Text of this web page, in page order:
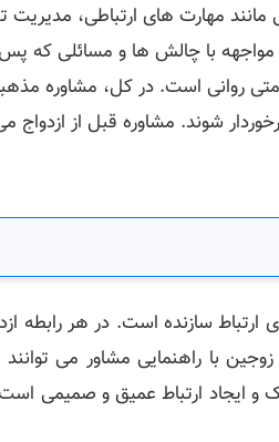
مهارت ‌های ارتباطی، مدیریت
مواجهه با چالش‌ ها و مسائلی که
روانی است. در کل، مشاوره
شوند. مشاوره قبل از
سازنده است. در هر رابطه
با راهنمایی مشاور می
ارتباط عمیق و صمیمی است.